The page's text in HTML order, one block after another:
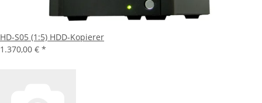
HD-S05 (1:5) HDD-Kopierer
1.370,00 € *